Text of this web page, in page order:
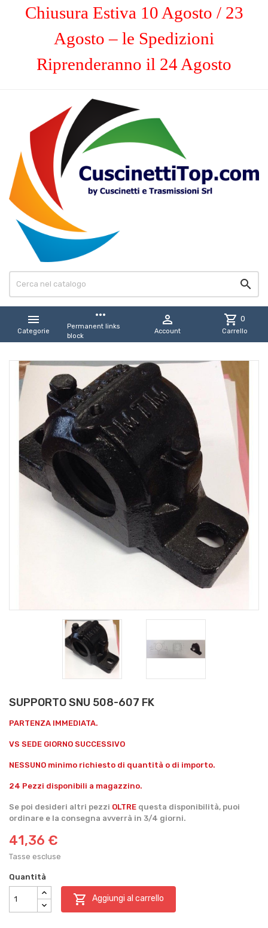
Chiusura Estiva 10 Agosto / 23
Agosto – le Spedizioni
Riprenderanno il 24 Agosto


Categorie
more_horiz
Permanent links
block

Account
shopping_cart 0
Carrello
SUPPORTO SNU 508-607 FK
PARTENZA IMMEDIATA.
VS SEDE GIORNO SUCCESSIVO
NESSUNO minimo richiesto di quantità o di importo.
24 Pezzi disponibili a magazzino.
Se poi desideri altri pezzi OLTRE questa disponibilità, puoi
ordinare e la consegna avverrà in 3/4 giorni.
41,36 €
Tasse escluse
Quantità
 Aggiungi al carrello